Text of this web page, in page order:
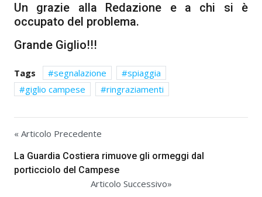
Un grazie alla Redazione e a chi si è
occupato del problema.
Grande Giglio!!!
Tags segnalazione
spiaggia
giglio campese
ringraziamenti
« Articolo Precedente
La Guardia Costiera rimuove gli ormeggi dal
porticciolo del Campese
Articolo Successivo»